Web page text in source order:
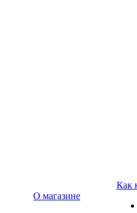
О магазине
Как